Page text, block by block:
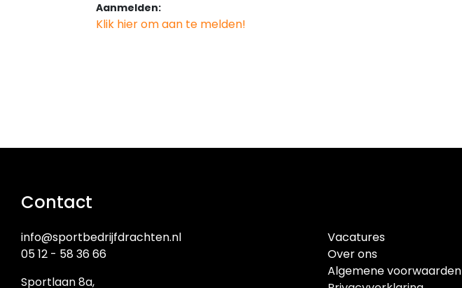
Aanmelden:
Klik hier om aan te melden!
Contact
info@sportbedrijfdrachten.nl
05 12 - 58 36 66
Sportlaan 8a,
Vacatures
Over ons
Algemene voorwaarden